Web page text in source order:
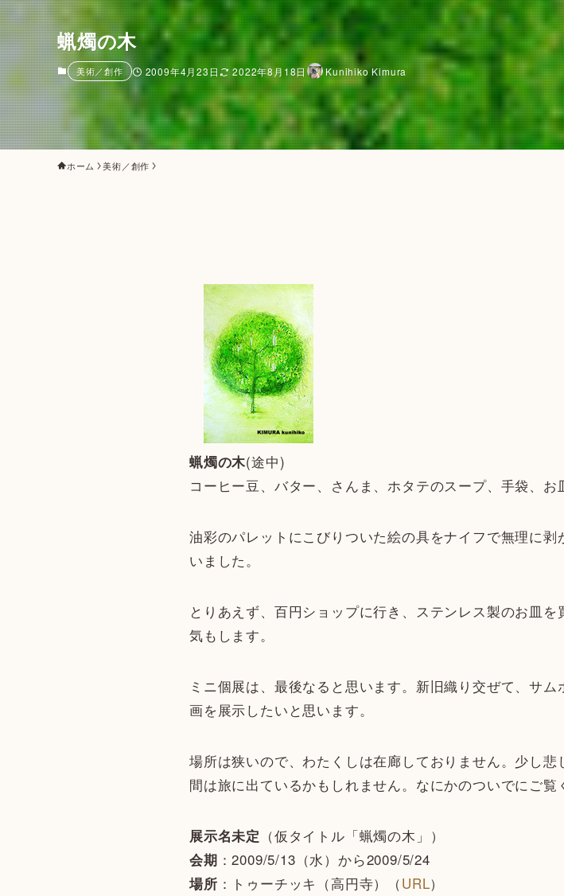
蝋燭の木
美術／創作 2009年4月23日 2022年8月18日 Kunihiko Kimura
ホーム 美術／創作
蝋燭の木(途中)
コーヒー豆、バター、さんま、ホタテのスープ、手袋、お
油彩のパレットにこびりついた絵の具をナイフで無理に
いました。
とりあえず、百円ショップに行き、ステンレス製のお皿
気もします。
ミニ個展は、最後なると思います。新旧織り交ぜて、サ
画を展示したいと思います。
場所は狭いので、わたくしは在廊しておりません。少し
間は旅に出ているかもしれません。なにかのついでにご覧
展示名未定 （仮タイトル「蝋燭の木」）
会期 ：2009/5/13（水）から2009/5/24
場所 ：トゥーチッキ（高円寺）（URL）